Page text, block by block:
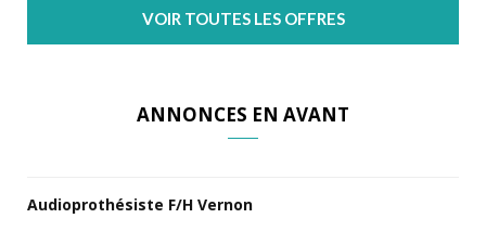
VOIR TOUTES LES OFFRES
ANNONCES EN AVANT
Audioprothésiste F/H Vernon